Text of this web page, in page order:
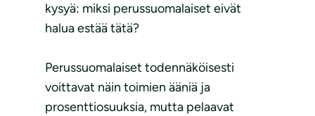
kysyä: miksi perussuomalaiset eivät
halua estää tätä?
Perussuomalaiset todennäköisesti
voittavat näin toimien ääniä ja
prosenttiosuuksia, mutta pelaavat